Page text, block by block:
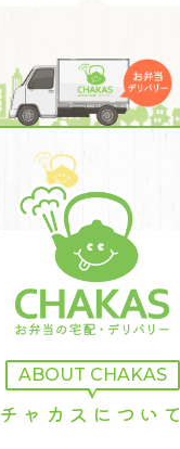
ABOUT CHAKAS
チャカスについて